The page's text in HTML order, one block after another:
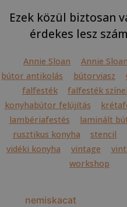
Ezek közül biztosan
érdekes lesz
Annie Sloan
Annie
bútor antikolás
bútorviasz
falfesték
falfesték
konyhabútor felújítás
lambériafestés
laminált
rusztikus konyha
stencil
vidéki konyha
vintage
workshop
nemiskacat